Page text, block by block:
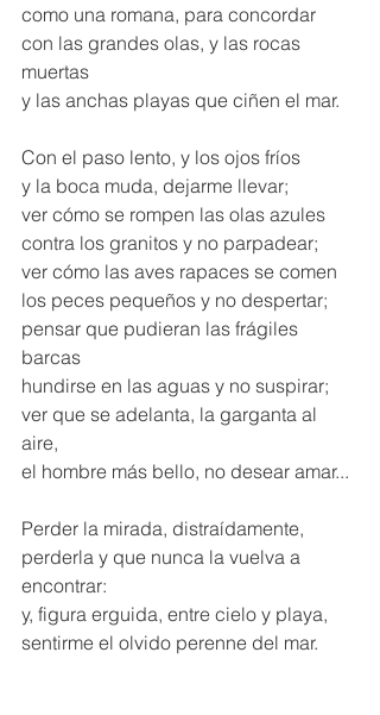
como una romana, para concordar
con las grandes olas, y las rocas
muertas
y las anchas playas que ciñen el mar.
Con el paso lento, y los ojos fríos
y la boca muda, dejarme llevar;
ver cómo se rompen las olas azules
contra los granitos y no parpadear;
ver cómo las aves rapaces se comen
los peces pequeños y no despertar;
pensar que pudieran las frágiles
barcas
hundirse en las aguas y no suspirar;
ver que se adelanta, la garganta al
aire,
el hombre más bello, no desear amar...
Perder la mirada, distraídamente,
perderla y que nunca la vuelva a
encontrar:
y, figura erguida, entre cielo y playa,
sentirme el olvido perenne del mar.